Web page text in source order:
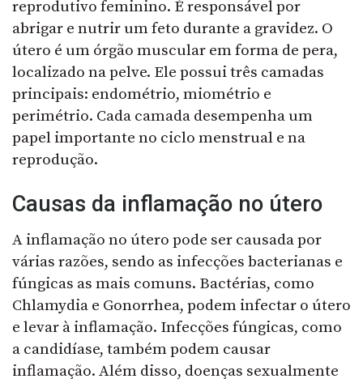
reprodutivo feminino. É responsável por
abrigar e nutrir um feto durante a gravidez. O
útero é um órgão muscular em forma de pera,
localizado na pelve. Ele possui três camadas
principais: endométrio, miométrio e
perimétrio. Cada camada desempenha um
papel importante no ciclo menstrual e na
reprodução.
Causas da inflamação no útero
A inflamação no útero pode ser causada por
várias razões, sendo as infecções bacterianas e
fúngicas as mais comuns. Bactérias, como
Chlamydia e Gonorrhea, podem infectar o útero
e levar à inflamação. Infecções fúngicas, como
a candidíase, também podem causar
inflamação. Além disso, doenças sexualmente